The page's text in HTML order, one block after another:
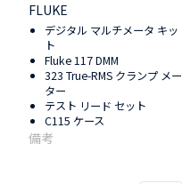
FLUKE
デジタル マルチメータ キッ
ト
Fluke 117 DMM
323 True-RMS クランプ メー
ター
テスト リード セット
C115 ケース